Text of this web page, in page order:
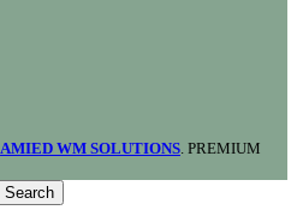
AMIED WM SOLUTIONS . PREMIUM
Search